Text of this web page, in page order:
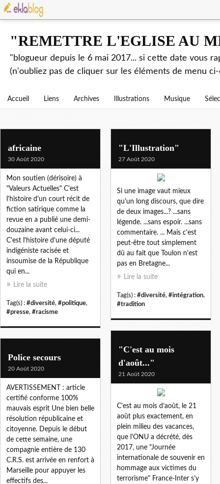
"REMETTRE L'EGLISE AU
"blogueur depuis le 6 mai 2017... si cette date vous
(n'oubliez pas de cliquer sur les éléments de menu
Accueil Liens Archives Illustrations Musique
africaine
30 Août 2020
Mon soutien (dérisoire) à
"Valeurs Actuelles" C'est
l'histoire d'un court récit de
fiction satirique comme la
revue en a publié une demi-
douzaine avant celui-ci...
C'est l'histoire d'une député
indigéniste racisée et
insoumise de la République
qui en...
Lire la suite
Tag(s) : #diversité, #politique,
#presse, #racisme
"L'Illustration"
27 Août 2020
Si une image vaut mieux
qu'un long discours, que dire
de deux images...? ...sans
légende. ...sans espoir. ...sans
commentaire. ... Mais c'est
peut-être tout simplement
dû au fait que Toulon n'est
pas en Bretagne...
Lire la suite
Tag(s) : #diversité, #intégration,
#tradition
"C'est au mois
d'août..."
21 Août 2020
C'est au mois d’août, le 21
août plus exactement, en
plein milieu des vacances,
que l'ONU a décrété, dès
2017, une "Journée
internationale de souvenir en
hommage aux victimes du
terrorisme" France-Inter s'y
Police secours
20 Août 2020
AVERTISSEMENT : article
certifié conforme 100%
mauvais esprit Une bien belle
résolution républicaine et
citoyenne. Depuis le début
de cette semaine, une
compagnie entière de 130
C.R.S. est arrivée en renfort à
Marseille pour appuyer les
effectifs des...